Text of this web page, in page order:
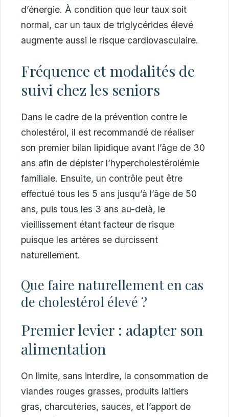
d’énergie. À condition que leur taux soit
normal, car un taux de triglycérides élevé
augmente aussi le risque cardiovasculaire.
Fréquence et modalités de
suivi chez les seniors
Dans le cadre de la prévention contre le
cholestérol, il est recommandé de réaliser
son premier bilan lipidique avant l’âge de 30
ans afin de dépister l’hypercholestérolémie
familiale. Ensuite, un contrôle peut être
effectué tous les 5 ans jusqu’à l’âge de 50
ans, puis tous les 3 ans au-delà, le
vieillissement étant facteur de risque
puisque les artères se durcissent
naturellement.
Que faire naturellement en cas
de cholestérol élevé ?
Premier levier : adapter son
alimentation
On limite, sans interdire, la consommation de
viandes rouges grasses, produits laitiers
gras, charcuteries, sauces, et l’apport de